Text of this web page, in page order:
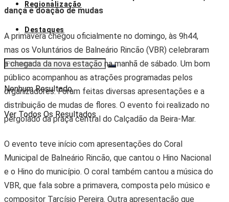
Regionalização
Destaques
Nenhum Resultado
Ver Todos Os Resultados
dança e doação de mudas
A primavera chegou oficialmente no domingo, às 9h44,
mas os Voluntários de Balneário Rincão (VBR) celebraram
a chegada da nova estação na manhã de sábado. Um bom
público acompanhou as atrações programadas pelos
organizadores. Foram feitas diversas apresentações e a
distribuição de mudas de flores. O evento foi realizado no
pergolado da praça central do Calçadão da Beira-Mar.
O evento teve início com apresentações do Coral
Municipal de Balneário Rincão, que cantou o Hino Nacional
e o Hino do município. O coral também cantou a música do
VBR, que fala sobre a primavera, composta pelo músico e
compositor Tarcísio Pereira. Outra apresentação que